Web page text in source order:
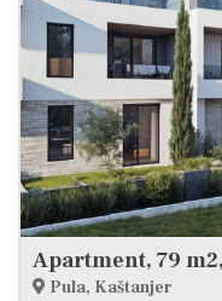
Apartment, 79
Pula, Kaštanjer